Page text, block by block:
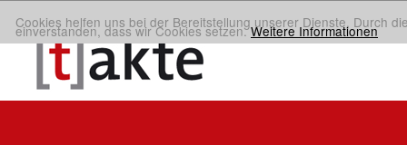
Cookies helfen uns bei der Bereitstellung unserer Dienste. Durch
einverstanden, dass wir Cookies setzen.Weitere Informationen